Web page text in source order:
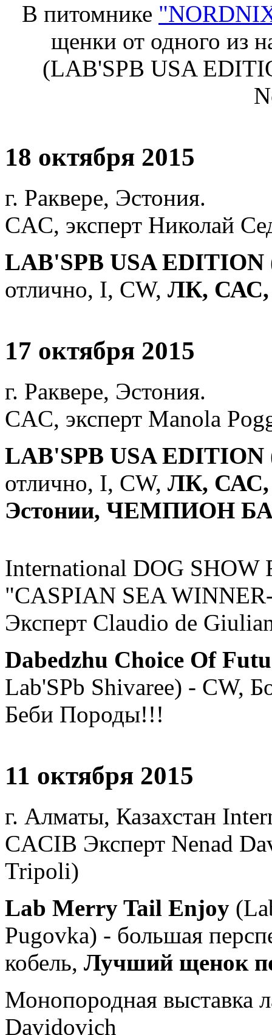
В питомнике
щенки от одного из
(LAB'SPB USA
18 октября 2015
г. Раквере, Эстония.
CAC, эксперт Николай
LAB'SPB USA EDITION
отлично, I, СW, ЛК, САС,
17 октября 2015
г. Раквере, Эстония.
CAC, эксперт Mаnola
LAB'SPB USA EDITION
отлично, I, СW, ЛК, САС,
Эстонии, ЧЕМПИОН
International DOG SHOW
"CASPIAN SEA
Эксперт Claudio de
Dabedzhu Choice Of
Lab'SPb Shivaree) - CW,
Беби Породы!!!
11 октября 2015
г. Алматы, Казахстан
CACIB Эксперт Nenad
Tripoli)
Lab Merry Tail Enjoy
Pugovka) - большая
кобель, Лучший щенок
Монопородная выставка
Davidovich